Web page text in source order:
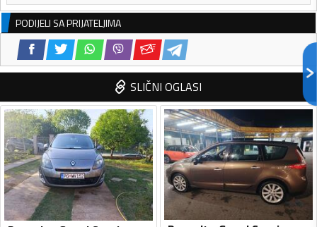
PODIJELI SA PRIJATELJIMA
SLIČNI OGLASI